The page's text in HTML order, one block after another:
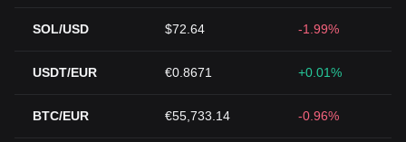
SOL/USD $72.64 -1.99%
USDT/EUR €0.8671 +0.01%
BTC/EUR €55,733.14 -0.96%